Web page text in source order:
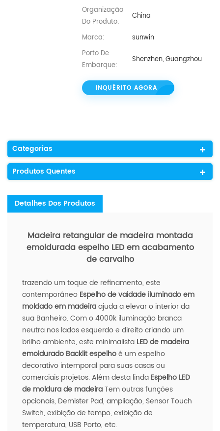
Organização
Do Produto:
China
Marca:
sunwin
Porto De
Embarque:
Shenzhen, Guangzhou
INQUÉRITO AGORA
Categorias
Produtos Quentes
Detalhes Dos Produtos
Madeira retangular de madeira montada
emoldurada espelho LED em acabamento
de carvalho
trazendo um toque de refinamento, este
contemporâneo Espelho de vaidade iluminado em
moldado em madeiraajuda a elevar o interior da
sua Banheiro. Com o 4000k iluminação branca
neutra nos lados esquerdo e direito criando um
brilho ambiente, este minimalista LED de madeira
emoldurado Backlit espelhoé um espelho
decorativo intemporal para suas casas ou
comerciais projetos. Além desta linda Espelho LED
de moldura de madeiraTem outras funções
opcionais, Demister Pad, ampliação, Sensor Touch
Switch, exibição de tempo, exibição de
temperatura, USB Porto, etc.